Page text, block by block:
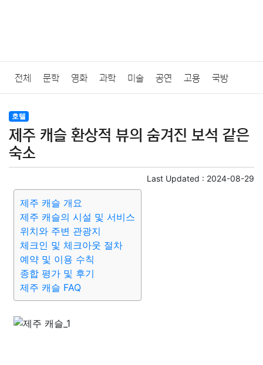
전체 문학 영화 과학 미술 공연 고용 국방
법률
질병 가요 방송 일상 주식 암호화폐 블록체인
미용 증권 인테리어
요리 상품리뷰
대출 자동차 취미 여행
종교 사회 정치
부동산 외국어 교육 교통
호텔
제주 캐슬 환상적 뷰의 숨겨진 보석 같은
숙소
Last Updated : 2024-08-29
제주 캐슬 개요
제주 캐슬의 시설 및 서비스
위치와 주변 관광지
체크인 및 체크아웃 절차
예약 및 이용 수칙
종합 평가 및 후기
제주 캐슬 FAQ